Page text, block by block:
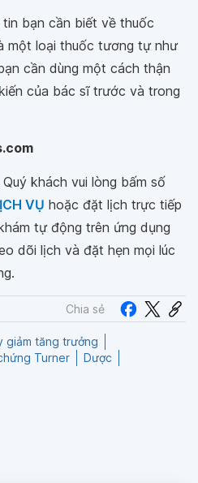
bạn cần biết về thuốc
một loại thuốc tương tự như
cần dùng một cách thận
của bác sĩ trước và trong
khách vui lòng bấm số
VỤ hoặc đặt lịch trực tiếp
tự động trên ứng dụng
dõi lịch và đặt hẹn mọi lúc
Chia sẻ
giảm tăng trưởng
Turner
Dược